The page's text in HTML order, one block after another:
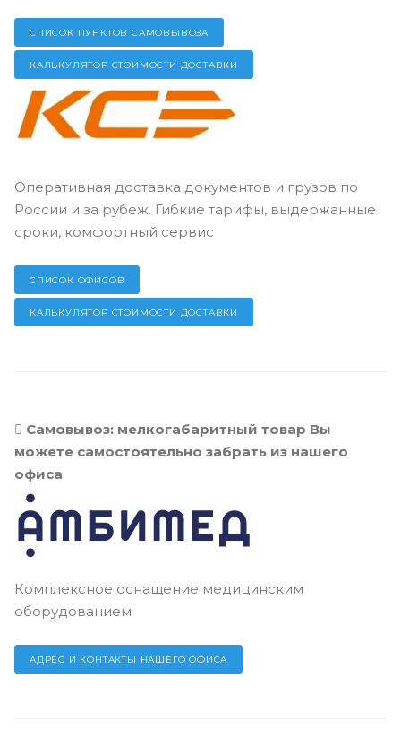
СПИСОК ПУНКТОВ САМОВЫВОЗА
КАЛЬКУЛЯТОР СТОИМОСТИ ДОСТАВКИ
Оперативная доставка документов и грузов по
России и за рубеж. Гибкие тарифы, выдержанные
сроки, комфортный сервис
СПИСОК ОФИСОВ
КАЛЬКУЛЯТОР СТОИМОСТИ ДОСТАВКИ
Самовывоз: мелкогабаритный товар Вы
можете самостоятельно забрать из нашего
офиса
Комплексное оснащение медицинским
оборудованием
АДРЕС И КОНТАКТЫ НАШЕГО ОФИСА